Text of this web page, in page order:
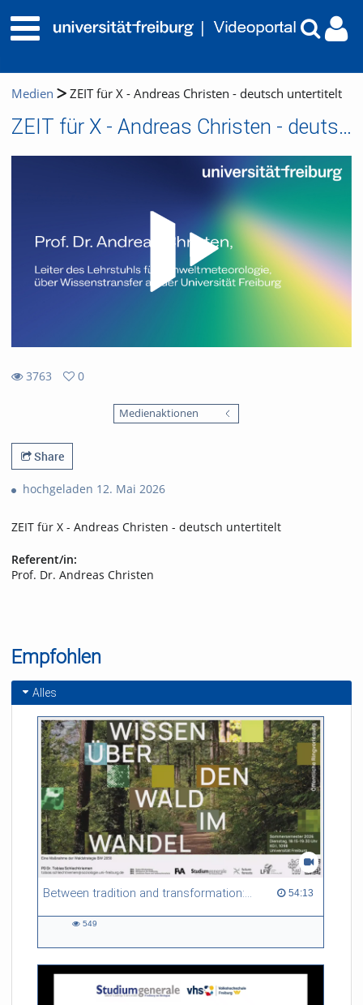
Medien ZEIT für X - Andreas Christen - deutsch untertitelt
ZEIT für X - Andreas Christen - deutsch untertitelt
3763
0
Medienaktionen
Share
hochgeladen 12. Mai 2026
ZEIT für X - Andreas Christen - deutsch untertitelt
Referent/in:
Prof. Dr. Andreas Christen
Empfohlen
Alles
Between tradition and transformation: how owners, advisers and institutions co-create knowledge for resilient forests in Europe 54:13
54:13 duration
549